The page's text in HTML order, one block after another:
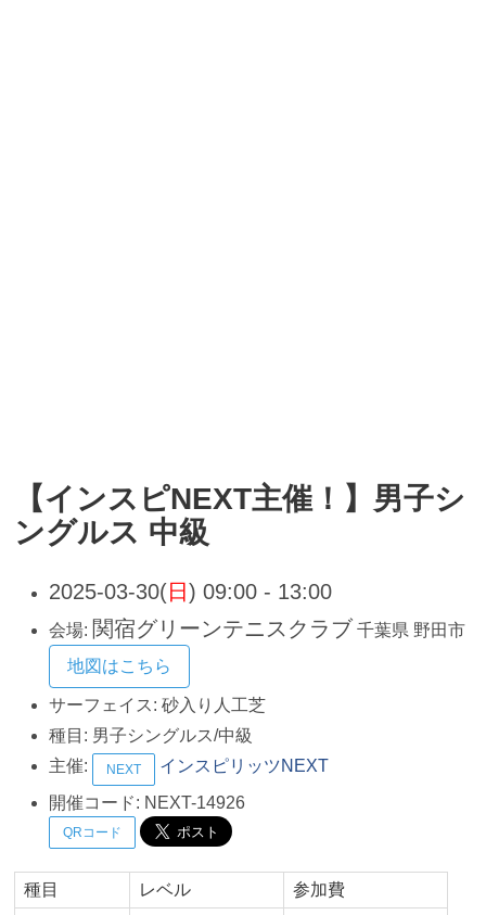
【インスピNEXT主催！】男子シ
ングルス 中級
2025-03-30(日 ) 09:00 - 13:00
会場: 関宿グリーンテニスクラブ 千葉県 野田市
地図はこちら
サーフェイス: 砂入り人工芝
種目: 男子シングルス/中級
主催:
NEXT
インスピリッツNEXT
開催コード: NEXT-14926
QRコード
種目 レベル
参加費